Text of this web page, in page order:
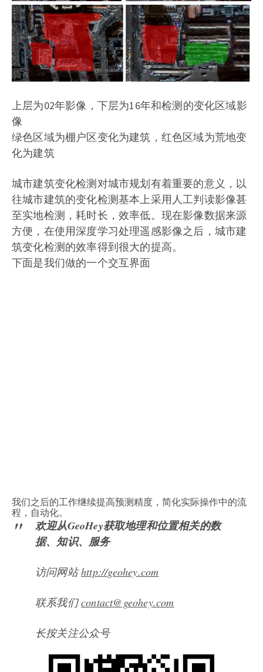
上层为02年影像，下层为16年和检测的变化区域影
像
绿色区域为棚户区变化为建筑，红色区域为荒地变
化为建筑
城市建筑变化检测对城市规划有着重要的意义，以
往城市建筑的变化检测基本上采用人工判读影像甚
至实地检测，耗时长，效率低。现在影像数据来源
方便，在使用深度学习处理遥感影像之后，城市建
筑变化检测的效率得到很大的提高。
下面是我们做的一个交互界面
我们之后的工作继续提高预测精度，简化实际操作中的流
程，自动化。
欢迎从GeoHey获取地理和位置相关的数
据、知识、服务
访问网站http://geohey.com
联系我们contact@geohey.com
长按关注公众号